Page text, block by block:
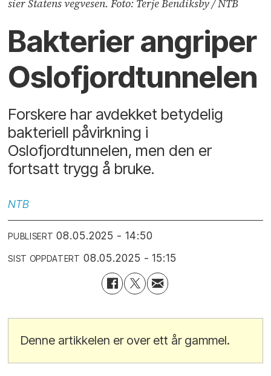
sier Statens vegvesen. Foto: Terje Bendiksby / NTB
Bakterier angriper
Oslofjordtunnelen
Forskere har avdekket betydelig
bakteriell påvirkning i
Oslofjordtunnelen, men den er
fortsatt trygg å bruke.
NTB
PUBLISERT 08.05.2025 - 14:50
SIST OPPDATERT 08.05.2025 - 15:15
Denne artikkelen er over ett år gammel.